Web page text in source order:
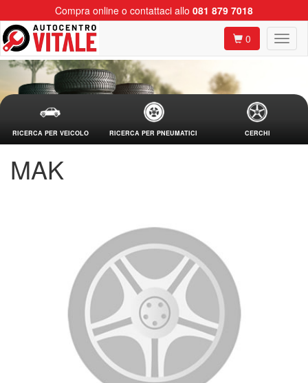
Compra online o contattaci allo 081 879 7018
0
RICERCA PER VEICOLO RICERCA PER PNEUMATICI CERCHI
MAK